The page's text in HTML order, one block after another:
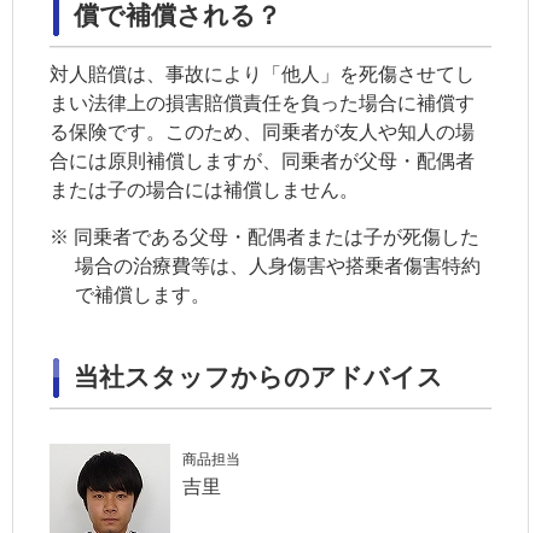
償で補償される？
対人賠償は、事故により「他人」を死傷させてし
まい法律上の損害賠償責任を負った場合に補償す
る保険です。このため、同乗者が友人や知人の場
合には原則補償しますが、同乗者が父母・配偶者
または子の場合には補償しません。
※ 同乗者である父母・配偶者または子が死傷した
場合の治療費等は、人身傷害や搭乗者傷害特約
で補償します。
当社スタッフからのアドバイス
商品担当
吉里